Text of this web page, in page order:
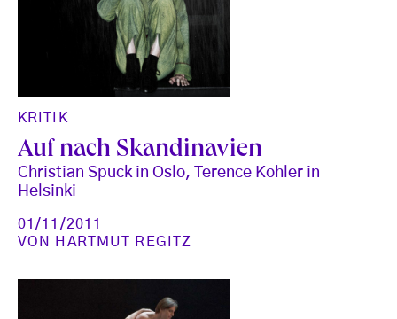
KRITIK
Auf nach Skandinavien
Christian Spuck in Oslo, Terence Kohler in
Helsinki
01/11/2011
VON
HARTMUT REGITZ